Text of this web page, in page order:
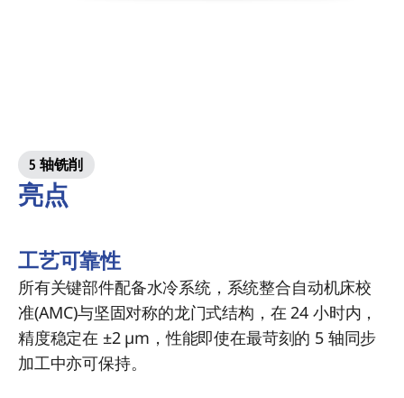
5 轴铣削
亮点
工艺可靠性
所有关键部件配备水冷系统，系统整合自动机床校
准(AMC)与坚固对称的龙门式结构，在 24 小时内，
精度稳定在 ±2 µm，性能即使在最苛刻的 5 轴同步
加工中亦可保持。